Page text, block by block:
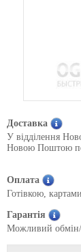
Доставка
У відділення
Новою Поштою по
Оплата
Готівкою,
Гарантія
Можливий обмін/